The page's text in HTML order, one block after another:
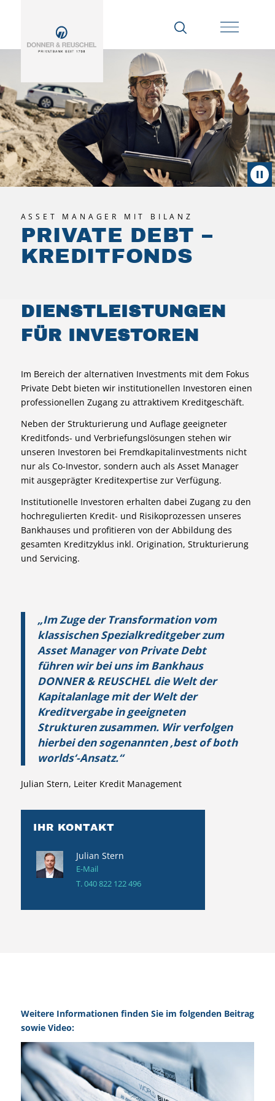
ASSET MANAGER MIT BILANZ
PRIVATE DEBT –
KREDITFONDS
DIENSTLEISTUNGEN
FÜR INVESTOREN
Im Bereich der alternativen Investments mit dem Fokus
Private Debt bieten wir institutionellen Investoren einen
professionellen Zugang zu attraktivem Kreditgeschäft.
Neben der Strukturierung und Auflage geeigneter
Kreditfonds- und Verbriefungslösungen stehen wir
unseren Investoren bei Fremdkapitalinvestments nicht
nur als Co-Investor, sondern auch als Asset Manager
mit ausgeprägter Kreditexpertise zur Verfügung.
Institutionelle Investoren erhalten dabei Zugang zu den
hochregulierten Kredit- und Risikoprozessen unseres
Bankhauses und profitieren von der Abbildung des
gesamten Kreditzyklus inkl. Origination, Strukturierung
und Servicing.
„Im Zuge der Transformation vom
klassischen Spezialkreditgeber zum
Asset Manager von Private Debt
führen wir bei uns im Bankhaus
DONNER & REUSCHEL die Welt der
Kapitalanlage mit der Welt der
Kreditvergabe in geeigneten
Strukturen zusammen. Wir verfolgen
hierbei den sogenannten ‚best of both
worlds‘-Ansatz.“
Julian Stern, Leiter Kredit Management
IHR KONTAKT
Julian Stern
E-Mail
T.040 822 122 496
Weitere Informationen finden Sie im folgenden Beitrag
sowie Video: